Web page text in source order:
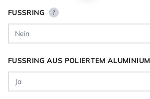
FUSSRING ?
FUSSRING AUS POLIERTEM ALUMINIUM